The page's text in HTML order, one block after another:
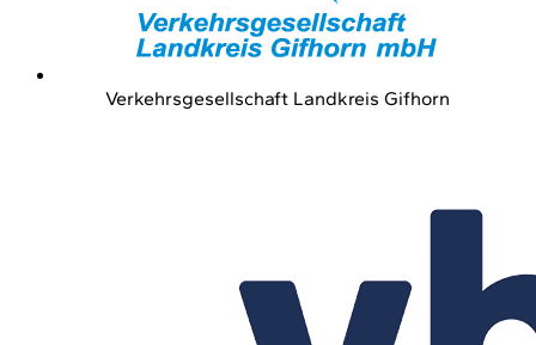
Verkehrsgesellschaft Landkreis Gifhorn